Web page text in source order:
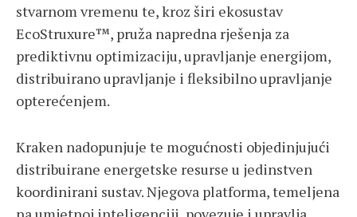
stvarnom vremenu te, kroz širi ekosustav
EcoStruxure™, pruža napredna rješenja za
prediktivnu optimizaciju, upravljanje energijom,
distribuirano upravljanje i fleksibilno upravljanje
opterećenjem.
Kraken nadopunjuje te mogućnosti objedinjujući
distribuirane energetske resurse u jedinstven
koordinirani sustav. Njegova platforma, temeljena